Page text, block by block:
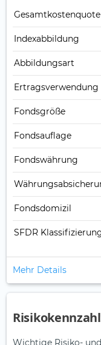
Gesamt­kosten­quote
Index­abbildung
Abbildungs­art
Ertrags­verwendung
Fonds­größe
Fonds­auflage
Fonds­währung
Fondsdomizil
SFDR
Mehr Details
Wichtige Risiko-